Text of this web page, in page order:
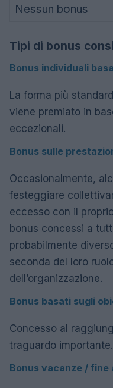
Nessun bonus
Tipi di bonus
Bonus individuali
La forma più
viene premiato in
eccezionali.
Bonus sulle
Occasionalmente,
festeggiare
eccesso con il
bonus concessi a
probabilmente
seconda del loro
dell’organizzazione.
Bonus basati sugli
Concesso al
traguardo importante.
Bonus vacanze / fine